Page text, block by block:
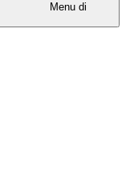
Menu di